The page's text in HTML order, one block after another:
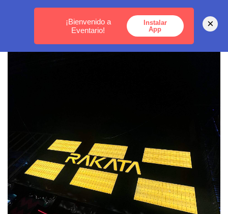
MEDELLÍN - BOGOTÁ - CARTAGENA
¡Bienvenido a
Eventario!
Instalar
App
×